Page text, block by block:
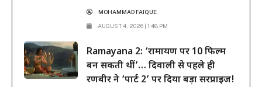
MOHAMMAD FAIQUE
AUGUST 4, 2026 | 1:48 PM
Ramayana 2: ‘रामायण पर 10 फिल्में
बन सकती थीं’… दिवाली से पहले ही
रणबीर ने ‘पार्ट 2’ पर दिया बड़ा सरप्राइज!